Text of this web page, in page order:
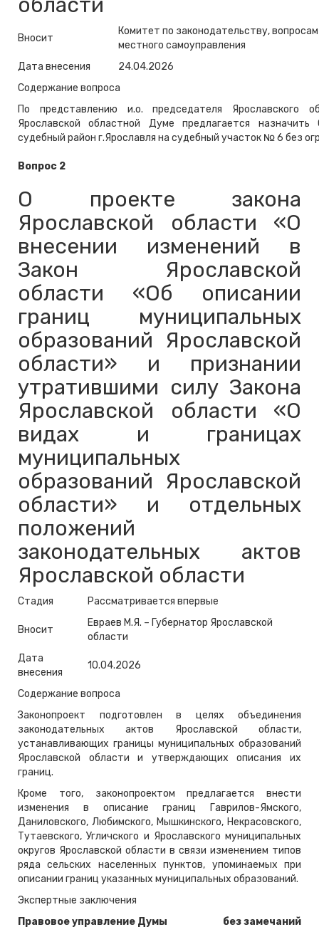
Вносит
Комитет по законодательству,
местного самоуправления
Дата внесения
24.04.2026
Содержание вопроса
По представлению и.о. председателя Ярославского
Ярославской областной Думе предлагается
судебный район г.Ярославля на судебный участок № 6 без
Вопрос 2
О проекте закона
Ярославской области «О
внесении изменений в
Закон Ярославской
области «Об описании
границ муниципальных
образований Ярославской
области» и признании
утратившими силу Закона
Ярославской области «О
видах и границах
муниципальных
образований Ярославской
области» и отдельных
положений
законодательных актов
Ярославской области
Стадия Рассматривается впервые
Вносит
Евраев М.Я. – Губернатор Ярославской
области
Дата
внесения
10.04.2026
Содержание вопроса
Законопроект подготовлен в целях объединения
законодательных актов Ярославской области,
устанавливающих границы муниципальных образований
Ярославской области и утверждающих описания их
границ.
Кроме того, законопроектом предлагается внести
изменения в описание границ Гаврилов-Ямского,
Даниловского, Любимского, Мышкинского, Некрасовского,
Тутаевского, Угличского и Ярославского муниципальных
округов Ярославской области в связи изменением типов
ряда сельских населенных пунктов, упоминаемых при
описании границ указанных муниципальных образований.
Экспертные заключения
Правовое управление Думы
без замечаний